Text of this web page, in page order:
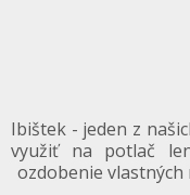
Ibištek - jeden z
využiť na potlač
ozdobenie